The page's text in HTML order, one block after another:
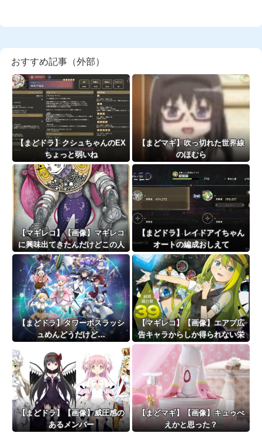
おすすめ記事（外部）
【まどドラ】クシュちゃんのEX
ちょっと弱いね
【まどマギ】吹っ切れた世界線
のほむら
【マギレコ】【画像】マギレコ
に興味出てきたんだけどこの人
どういう人なの
【まどドラ】レイドアイちゃん
オートの編成おしえて
【まどドラ】タワーボスラッシ
ュめんどうだけど…
【マギレコ】【画像】エアプ広
告キャラからしか得られない栄
養がある
【まどドラ】【画像】威圧感の
あるメンバー
【まどマギ】【画像】キュゥべ
えかと思った？